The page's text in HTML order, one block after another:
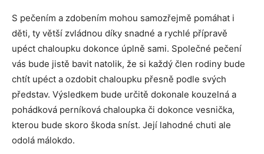
S pečením a zdobením mohou samozřejmě pomáhat i
děti, ty větší zvládnou díky snadné a rychlé přípravě
upéct chaloupku dokonce úplně sami. Společné pečení
vás bude jistě bavit natolik, že si každý člen rodiny bude
chtít upéct a ozdobit chaloupku přesně podle svých
představ. Výsledkem bude určitě dokonale kouzelná a
pohádková perníková chaloupka či dokonce vesnička,
kterou bude skoro škoda sníst. Její lahodné chuti ale
odolá málokdo.